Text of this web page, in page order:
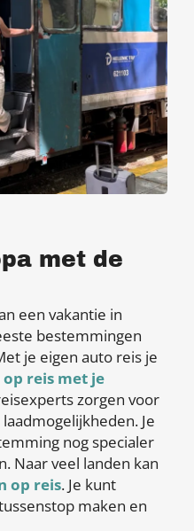
met de
een vakantie in
bestemmingen
je eigen auto reis je
op reis met je
zorgen voor
Je
nog specialer
Naar veel landen kan
op reis. Je kunt
maken en